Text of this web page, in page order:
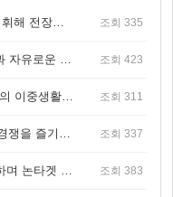
아머드 트레인 워페어 – 무장 열차를 지휘해 전장을 돌파하는 생존 전투 게임 조회 335
랑그릿사: 검의 바다 – 듀얼 영웅 편성과 자유로운 탐험을 결합한 판타지 전략 RPG 조회 423
블랙우드 – DVD 대여점 주인과 암살자의 이중생활을 그린 3인칭 액션 스릴러 게임 조회 311
렉크리에이션 2 – 차량 충돌과 지름길 경쟁을 즐기는 오픈월드 아케이드 레이싱 게임 조회 337
아키에이지 크로니클 – 원대륙을 개척하며 논타겟 전투를 즐기는 오픈월드 MMORPG 조회 383